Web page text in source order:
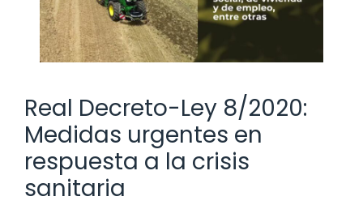
Real Decreto-Ley 8/2020:
Medidas urgentes en
respuesta a la crisis
sanitaria